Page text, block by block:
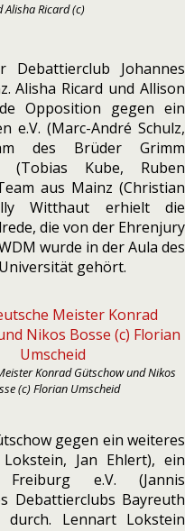
Alisha Ricard (c)
Debattierclub Johannes
Alisha Ricard und Allison
Opposition gegen ein
e.V. (Marc-André Schulz,
des Brüder Grimm
(Tobias Kube, Ruben
aus Mainz (Christian
Witthaut erhielt die
die von der Ehrenjury
wurde in der Aula des
gehört.
Konrad Gütschow und Nikos
(c) Florian Umscheid
gegen ein weiteres
Jan Ehlert), ein
e.V. (Jannis
Debattierclubs Bayreuth
durch. Lennart Lokstein